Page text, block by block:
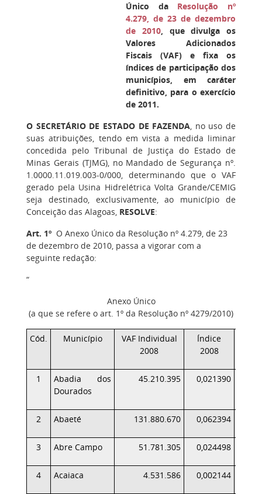
Único da Resolução nº
4.279, de 23 de dezembro
de 2010, que divulga os
Valores Adicionados
Fiscais (VAF) e fixa os
índices de participação dos
municípios, em caráter
definitivo, para o exercício
de 2011.
O SECRETÁRIO DE ESTADO DE FAZENDA, no uso de
suas atribuições, tendo em vista a medida liminar
concedida pelo Tribunal de Justiça do Estado de
Minas Gerais (TJMG), no Mandado de Segurança nº.
1.0000.11.019.003-0/000, determinando que o VAF
gerado pela Usina Hidrelétrica Volta Grande/CEMIG
seja destinado, exclusivamente, ao município de
Conceição das Alagoas, RESOLVE:
Art. 1º O Anexo Único da Resolução nº 4.279, de 23
de dezembro de 2010, passa a vigorar com a
seguinte redação:
“
Anexo Único
(a que se refere o art. 1º da Resolução nº 4279/2010)
Cód. Município
VAF Individual
2008
Índice
2008
1
Abadia dos
Dourados
45.210.395 0,021390
2 Abaeté 131.880.670 0,062394
3 Abre Campo 51.781.305 0,024498
4 Acaiaca 4.531.586 0,002144